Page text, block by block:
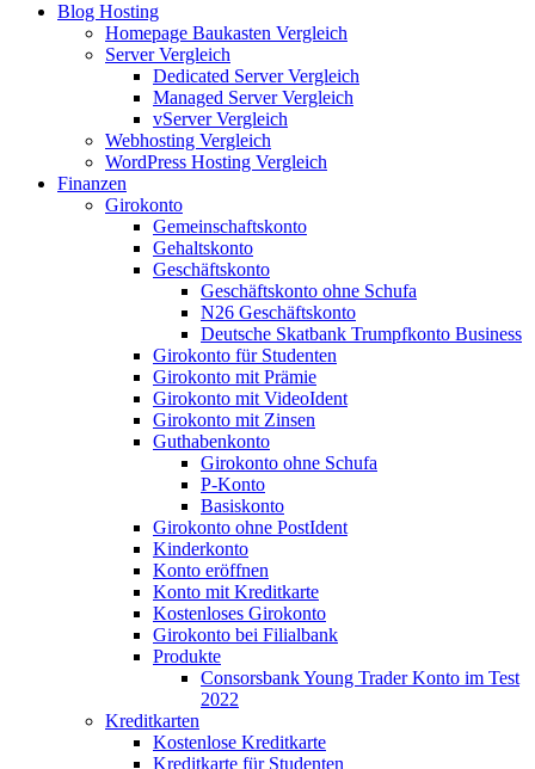
Blog Hosting
Homepage Baukasten Vergleich
Server Vergleich
Dedicated Server Vergleich
Managed Server Vergleich
vServer Vergleich
Webhosting Vergleich
WordPress Hosting Vergleich
Finanzen
Girokonto
Gemeinschaftskonto
Gehaltskonto
Geschäftskonto
Geschäftskonto ohne Schufa
N26 Geschäftskonto
Deutsche Skatbank Trumpfkonto Business
Girokonto für Studenten
Girokonto mit Prämie
Girokonto mit VideoIdent
Girokonto mit Zinsen
Guthabenkonto
Girokonto ohne Schufa
P-Konto
Basiskonto
Girokonto ohne PostIdent
Kinderkonto
Konto eröffnen
Konto mit Kreditkarte
Kostenloses Girokonto
Girokonto bei Filialbank
Produkte
Consorsbank Young Trader Konto im Test
2022
Kreditkarten
Kostenlose Kreditkarte
Kreditkarte für Studenten